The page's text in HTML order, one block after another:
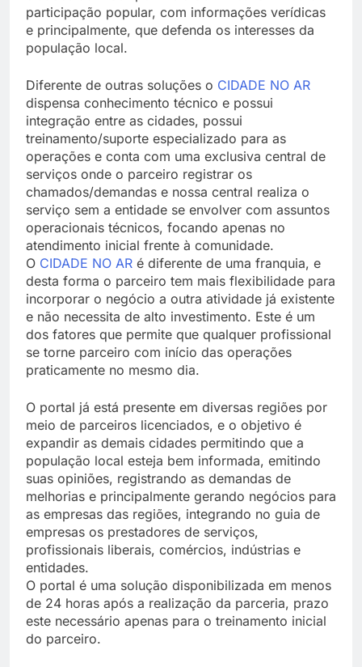
participação popular, com informações verídicas
e principalmente, que defenda os interesses da
população local.
Diferente de outras soluções o CIDADE NO AR
dispensa conhecimento técnico e possui
integração entre as cidades, possui
treinamento/suporte especializado para as
operações e conta com uma exclusiva central de
serviços onde o parceiro registrar os
chamados/demandas e nossa central realiza o
serviço sem a entidade se envolver com assuntos
operacionais técnicos, focando apenas no
atendimento inicial frente à comunidade.
O CIDADE NO AR é diferente de uma franquia, e
desta forma o parceiro tem mais flexibilidade para
incorporar o negócio a outra atividade já existente
e não necessita de alto investimento. Este é um
dos fatores que permite que qualquer profissional
se torne parceiro com início das operações
praticamente no mesmo dia.
O portal já está presente em diversas regiões por
meio de parceiros licenciados, e o objetivo é
expandir as demais cidades permitindo que a
população local esteja bem informada, emitindo
suas opiniões, registrando as demandas de
melhorias e principalmente gerando negócios para
as empresas das regiões, integrando no guia de
empresas os prestadores de serviços,
profissionais liberais, comércios, indústrias e
entidades.
O portal é uma solução disponibilizada em menos
de 24 horas após a realização da parceria, prazo
este necessário apenas para o treinamento inicial
do parceiro.